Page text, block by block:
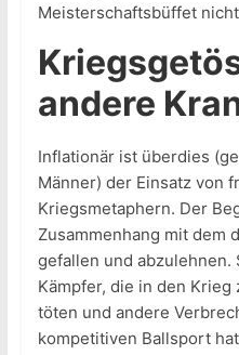
Meisterschaftsbüffet
andere
Inflationär ist überdies
Männer) der Einsatz von
Kriegsmetaphern. Der
Zusammenhang mit dem
gefallen und
Kämpfer, die in den
töten und andere
kompetitiven Ballsport